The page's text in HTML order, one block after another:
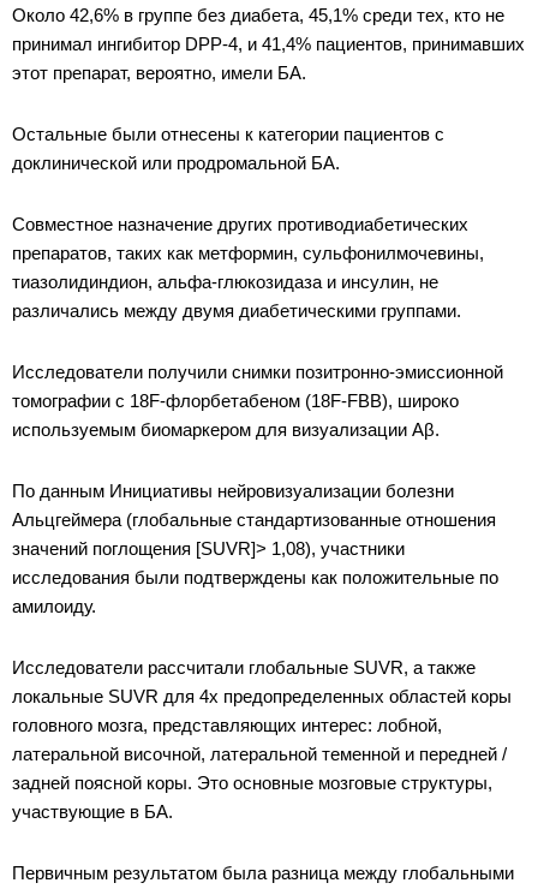
Около 42,6% в группе без диабета, 45,1% среди тех, кто не
принимал ингибитор DPP-4, и 41,4% пациентов, принимавших
этот препарат, вероятно, имели БА.
Остальные были отнесены к категории пациентов с
доклинической или продромальной БА.
Совместное назначение других противодиабетических
препаратов, таких как метформин, сульфонилмочевины,
тиазолидиндион, альфа-глюкозидаза и инсулин, не
различались между двумя диабетическими группами.
Исследователи получили снимки позитронно-эмиссионной
томографии с 18F-флорбетабеном (18F-FBB), широко
используемым биомаркером для визуализации Aβ.
По данным Инициативы нейровизуализации болезни
Альцгеймера (глобальные стандартизованные отношения
значений поглощения [SUVR]> 1,08), участники
исследования были подтверждены как положительные по
амилоиду.
Исследователи рассчитали глобальные SUVR, а также
локальные SUVR для 4х предопределенных областей коры
головного мозга, представляющих интерес: лобной,
латеральной височной, латеральной теменной и передней /
задней поясной коры. Это основные мозговые структуры,
участвующие в БА.
Первичным результатом была разница между глобальными